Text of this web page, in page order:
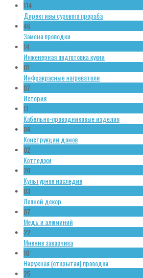
114
Директивы сурового прораба
46
Замена проводки
14
Инженерная подготовка кухни
01
Инфракрасные нагреватели
07
История
11
Кабельно-проводниковые изделия
04
Конструкции домов
02
Коттеджи
20
Культурное наследие
03
Лепной декор
07
Медь и алюминий
22
Мнение заказчика
10
Наружная (открытая) проводка
25